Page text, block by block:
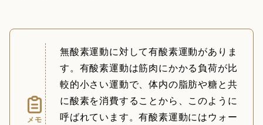
メモ
無酸素運動に対して有酸素運動がありま
す。有酸素運動は筋肉にかかる負荷が比
較的小さい運動で、体内の脂肪や糖と共
に酸素を消費することから、このように
呼ばれています。有酸素運動にはウォー